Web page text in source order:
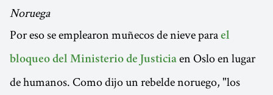
Noruega
Por eso se emplearon muñecos de nieve para el
bloqueo del Ministerio de Justicia en Oslo en lugar
de humanos. Como dijo un rebelde noruego, "los